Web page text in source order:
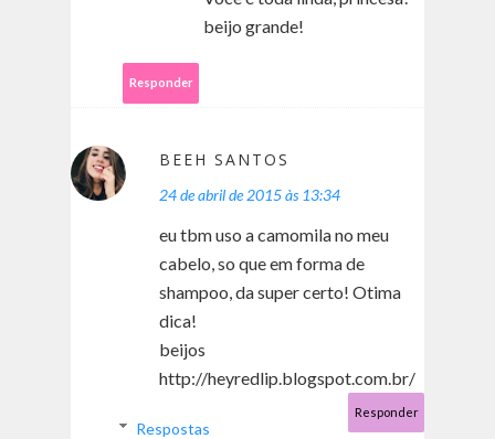
beijo grande!
Responder
BEEH SANTOS
24 de abril de 2015 às 13:34
eu tbm uso a camomila no meu
cabelo, so que em forma de
shampoo, da super certo! Otima
dica!
beijos
http://heyredlip.blogspot.com.br/
Responder
Respostas